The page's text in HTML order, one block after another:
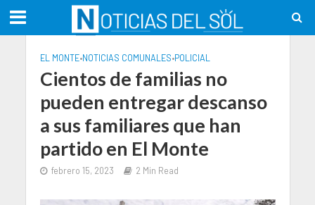
EL MONTE•NOTICIAS COMUNALES•POLICIAL
Cientos de familias no
pueden entregar descanso
a sus familiares que han
partido en El Monte
febrero 15, 2023 2 Min Read